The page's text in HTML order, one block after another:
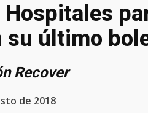
Hospitales
su último
Recover
de 2018